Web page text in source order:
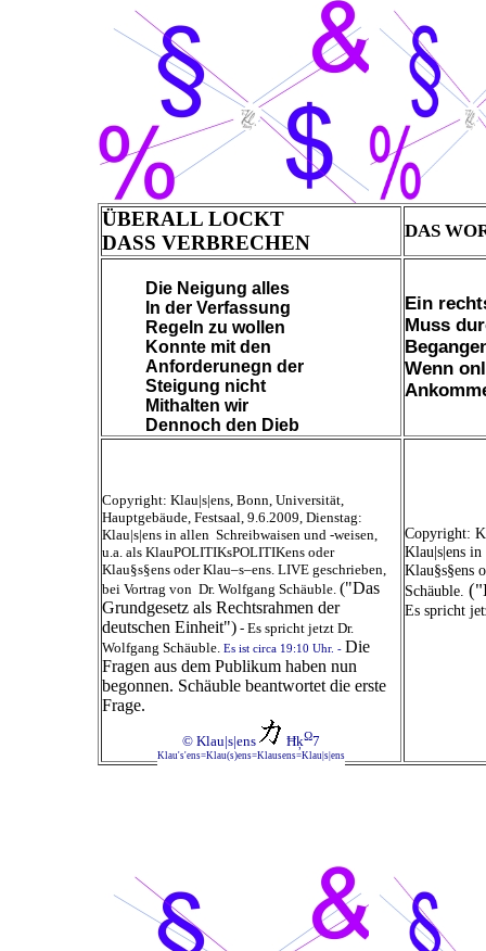
ÜBERALL LOCKT
DASS VERBRECHEN
DAS
Die Neigung alles
In der Verfassung
Regeln zu wollen
Konnte mit den
Anforderunegn der
Steigung nicht
Mithalten wir
Dennoch den Dieb
Ein
Muss
Wenn
Copyright: Klau|s|ens, Bonn, Universität,
Hauptgebäude, Festsaal, 9.6.2009, Dienstag:
Klau|s|ens in allen Schreibwaisen und -weisen,
u.a. als KlauPOLITIKsPOLITIKens oder
Klau§s§ens oder Klau–s–ens. LIVE geschrieben,
bei Vortrag von Dr. Wolfgang Schäuble. ("Das
Grundgesetz als Rechtsrahmen der
deutschen Einheit") - Es spricht jetzt Dr.
Wolfgang Schäuble. Es ist circa 19:10 Uhr. - Die
Fragen aus dem Publikum haben nun
begonnen. Schäuble beantwortet die erste
Frage.
© Klau|s|ens ĦķΩ7
Klau's'ens=Klau(s)ens=Klausens=Klau|s|ens
Copyright:
Klau|s|ens
Klau§s§ens
Schäuble.
Es spricht